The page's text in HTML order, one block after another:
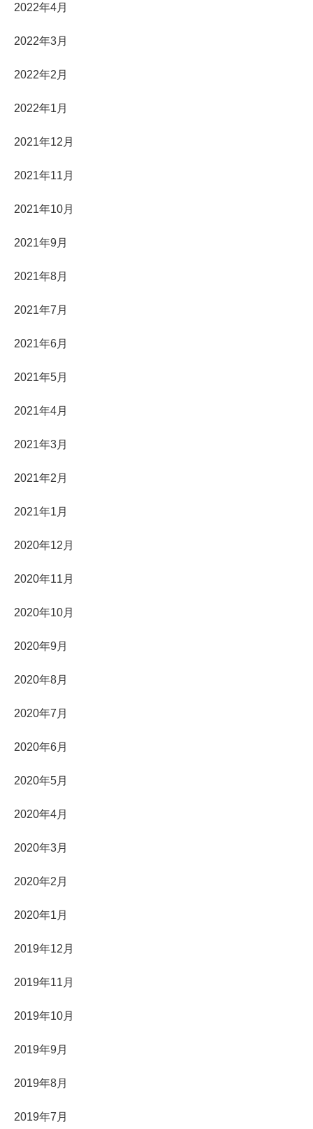
2022年4月
2022年3月
2022年2月
2022年1月
2021年12月
2021年11月
2021年10月
2021年9月
2021年8月
2021年7月
2021年6月
2021年5月
2021年4月
2021年3月
2021年2月
2021年1月
2020年12月
2020年11月
2020年10月
2020年9月
2020年8月
2020年7月
2020年6月
2020年5月
2020年4月
2020年3月
2020年2月
2020年1月
2019年12月
2019年11月
2019年10月
2019年9月
2019年8月
2019年7月